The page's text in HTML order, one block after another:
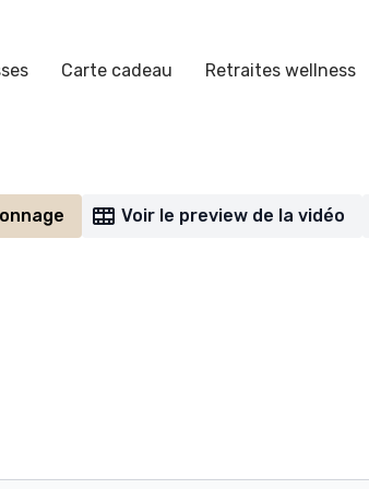
Carte cadeau Retraites wellness
Voir le preview de la vidéo